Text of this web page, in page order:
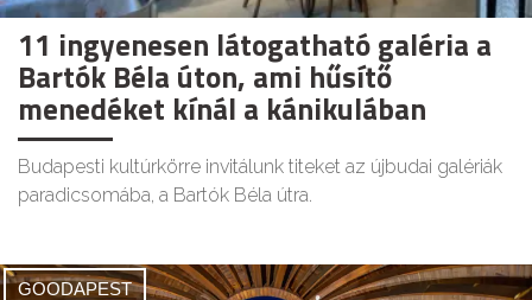
11 ingyenesen látogatható galéria a
Bartók Béla úton, ami hűsítő
menedéket kínál a kánikulában
Budapesti kultúrkörre invitálunk titeket az újbudai galériák
paradicsomába, a Bartók Béla útra.
GOODAPEST